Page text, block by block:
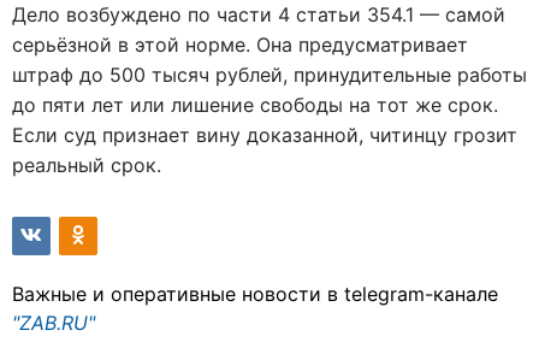
Дело возбуждено по части 4 статьи 354.1 — самой
серьёзной в этой норме. Она предусматривает
штраф до 500 тысяч рублей, принудительные работы
до пяти лет или лишение свободы на тот же срок.
Если суд признает вину доказанной, читинцу грозит
реальный срок.
Важные и оперативные новости в telegram-канале
"ZAB.RU"